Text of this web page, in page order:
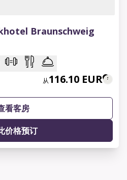
Braunschweig
从116.10 EUR
看客房
价格预订